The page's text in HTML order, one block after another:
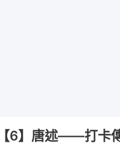
6】唐述——打卡